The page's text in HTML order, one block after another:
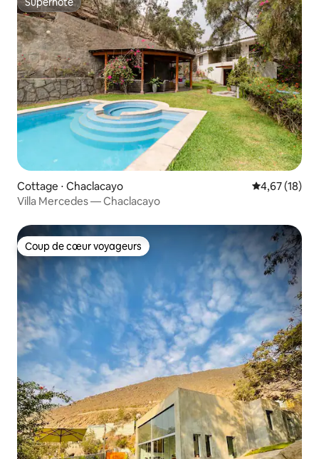
Superhôte
Cottage ⋅ Chaclacayo Évaluation
4,67 (18)
Villa Mercedes — Chaclacayo
Coup de cœur voyageurs
Coup de cœur voyageurs